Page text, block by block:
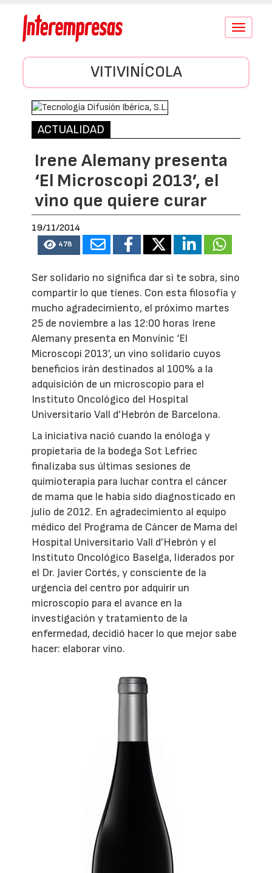
Conmutar
VITIVINÍCOLA
ACTUALIDAD
Irene Alemany presenta
‘El Microscopi 2013’, el
vino que quiere curar
19/11/2014
478
Ser solidario no significa dar si te sobra, sino
compartir lo que tienes. Con esta filosofía y
mucho agradecimiento, el próximo martes
25 de noviembre a las 12:00 horas Irene
Alemany presenta en Monvínic ‘El
Microscopi 2013’, un vino solidario cuyos
beneficios irán destinados al 100% a la
adquisición de un microscopio para el
Instituto Oncológico del Hospital
Universitario Vall d’Hebrón de Barcelona.
La iniciativa nació cuando la enóloga y
propietaria de la bodega Sot Lefriec
finalizaba sus últimas sesiones de
quimioterapia para luchar contra el cáncer
de mama que le había sido diagnosticado en
julio de 2012. En agradecimiento al equipo
médico del Programa de Cáncer de Mama del
Hospital Universitario Vall d’Hebrón y el
Instituto Oncológico Baselga, liderados por
el Dr. Javier Cortés, y consciente de la
urgencia del centro por adquirir un
microscopio para el avance en la
investigación y tratamiento de la
enfermedad, decidió hacer lo que mejor sabe
hacer: elaborar vino.